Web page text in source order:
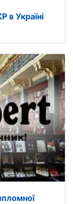
в Україні